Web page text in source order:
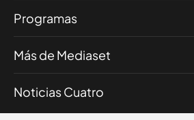
Programas
Más de Mediaset
Noticias Cuatro